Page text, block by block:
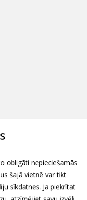
obligāti nepieciešamās
šajā vietnē var tikt
sīkdatnes. Ja piekrītat